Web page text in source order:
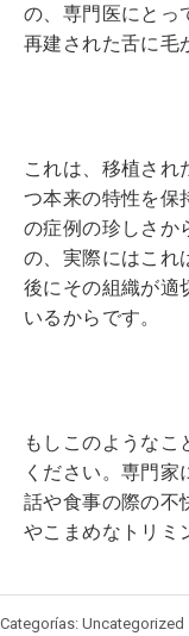
の、専門医にとっ
再建された舌に毛
これは、移植され
つ本来の特性を保
の症例の珍しさか
の、実際にはこれ
後にその組織が適
いるからです。
もしこのような
ください。専門
話や食事の際の不
やこまめなトリミ
Categorías: Uncategorized